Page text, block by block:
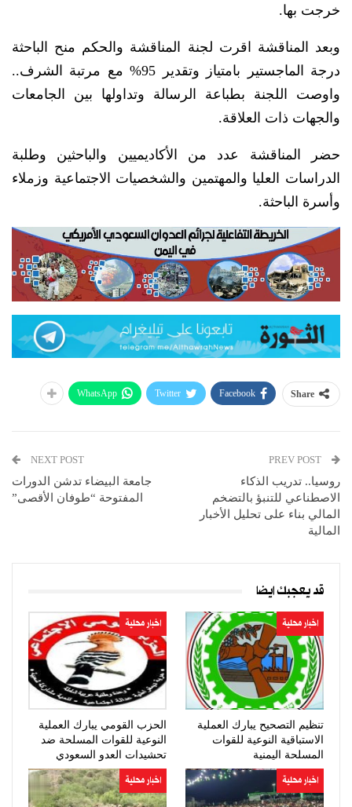
خرجت بها.
وبعد المناقشة اقرت لجنة المناقشة والحكم منح الباحثة
درجة الماجستير بامتياز وتقدير 95% مع مرتبة الشرف..
واوصت اللجنة بطباعة الرسالة وتداولها بين الجامعات
والجهات ذات العلاقة.
حضر المناقشة عدد من الأكاديميين والباحثين وطلبة
الدراسات العليا والمهتمين والشخصيات الاجتماعية وزملاء
وأسرة الباحثة.
Share
Facebook
Twitter
WhatsApp
روسيا.. تدريب الذكاء
الاصطناعي للتنبؤ بالتضخم
المالي بناء على تحليل الأخبار
المالية
NEXT POST
جامعة البيضاء تدشن الدورات
المفتوحة “طوفان الأقصى”
قد يعجبك ايضا
اخبار محلية
تنظيم التصحيح يبارك العملية
الاستباقية النوعية للقوات
المسلحة اليمنية
اخبار محلية
الحزب القومي يبارك العملية
النوعية للقوات المسلحة ضد
تحشيدات العدو السعودي
اخبار محلية اخبار محلية